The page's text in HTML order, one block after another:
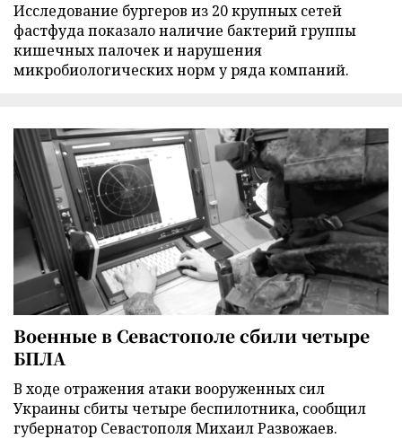
Исследование бургеров из 20 крупных сетей
фастфуда показало наличие бактерий группы
кишечных палочек и нарушения
микробиологических норм у ряда компаний.
Военные в Севастополе сбили четыре
БПЛА
В ходе отражения атаки вооруженных сил
Украины сбиты четыре беспилотника, сообщил
губернатор Севастополя Михаил Развожаев.